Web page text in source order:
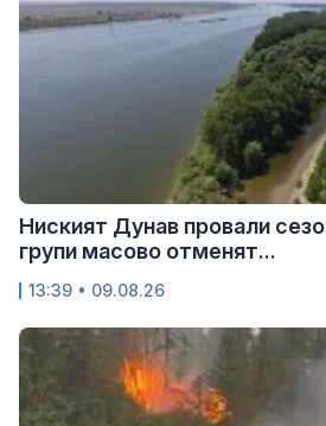
Ниският Дунав провали
групи масово отменят...
13:39 • 09.08.26